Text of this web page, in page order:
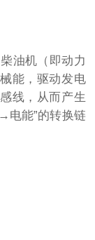
油机（即动力
能，驱动发电
线，从而产生
电能”的转换链